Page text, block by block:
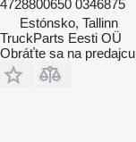
4728800650 0346875
Estónsko, Tallinn
TruckParts Eesti OÜ
Obráťte sa na predajcu